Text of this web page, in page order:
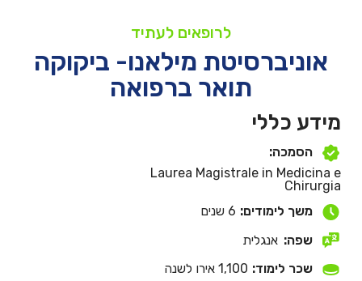
לרופאים לעתיד
אוניברסיטת מילאנו- ביקוקה
תואר ברפואה
מידע כללי
הסמכה:
Laurea Magistrale in Medicina e
Chirurgia
משך לימודים: 6 שנים
שפה: אנגלית
שכר לימוד: 1,100 אירו לשנה